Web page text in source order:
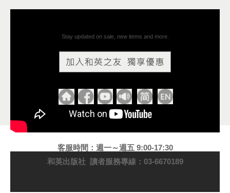
Stay updated on sale, new items and more.
客服時間：週一～週五 9:00-17:30
和英出版社 讀者服務專線：03-6670189